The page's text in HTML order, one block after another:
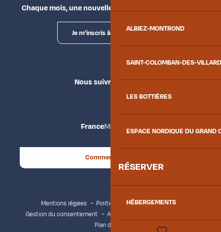
ALBIEZ-MONTROND
SAINT-COLOMBAN-DES-
LES BOTTIÈRES
ESPACE NORDIQUE DU GRAND
RÉSERVER
HÉBERGEMENTS
Chaque mois, une nouvelle façon d'explorer la vallée.
Je m'inscris à la newsletter
Nous suivre
FranceMaurienne
Comment venir ?
Mentions légales
Politique de confidentialité
Gestion du consentement
Accessibilité : non conforme
Plan du site